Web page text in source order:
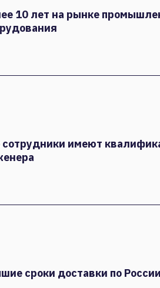
10 лет на рынке
сотрудники имеют
сроки доставки по